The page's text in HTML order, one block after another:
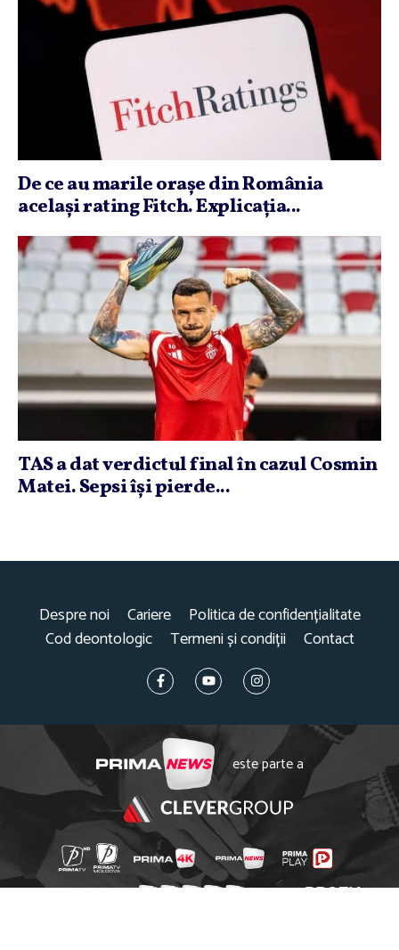
De ce au marile oraşe din România
acelaşi rating Fitch. Explicaţia...
TAS a dat verdictul final în cazul Cosmin
Matei. Sepsi îşi pierde...
Despre noi Cariere
Politica de confidențialitate
Cod deontologic
Termeni și condiții Contact
este parte a